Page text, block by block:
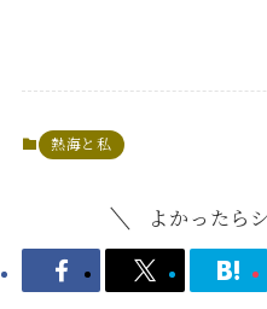
熱海と私
よかったら